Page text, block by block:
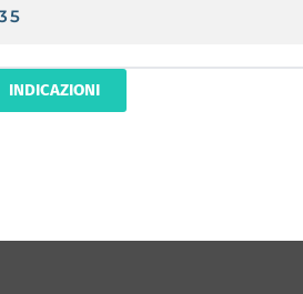
INDICAZIONI